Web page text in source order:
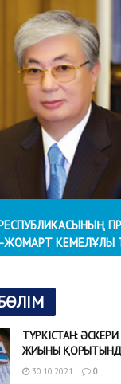
ЖОМАРТ КЕМЕЛҰЛЫ
ТҮРКІСТАН:
ЖИЫНЫ
30.10.2021 0